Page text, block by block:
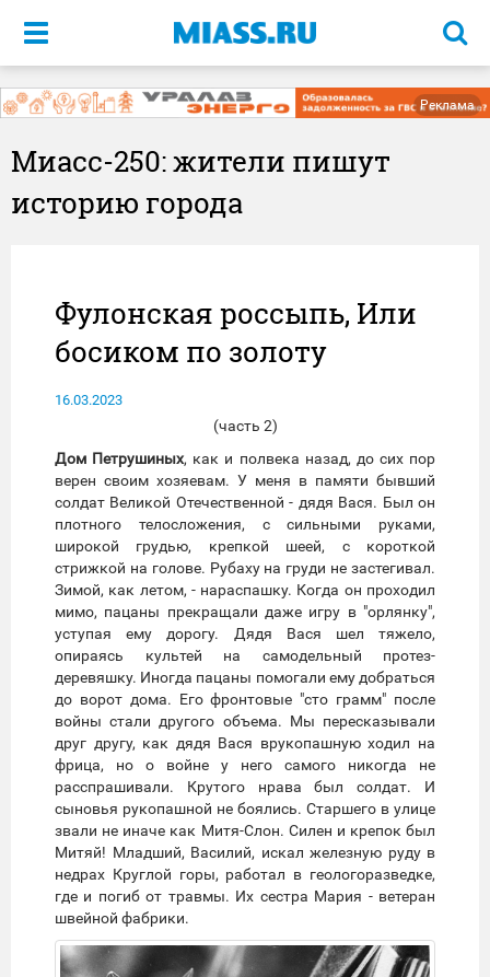
Меню
Реклама
Миасс-250: жители пишут
историю города
Фулонская россыпь, Или
босиком по золоту
16.03.2023
(часть 2)
Дом Петрушиных, как и полвека назад, до сих пор
верен своим хозяевам. У меня в памяти бывший
солдат Великой Отечественной - дядя Вася. Был он
плотного телосложения, с сильными руками,
широкой грудью, крепкой шеей, с короткой
стрижкой на голове. Рубаху на груди не застегивал.
Зимой, как летом, - нараспашку. Когда он проходил
мимо, пацаны прекращали даже игру в "орлянку",
уступая ему дорогу. Дядя Вася шел тяжело,
опираясь культей на самодельный протез-
деревяшку. Иногда пацаны помогали ему добраться
до ворот дома. Его фронтовые "сто грамм" после
войны стали другого объема. Мы пересказывали
друг другу, как дядя Вася врукопашную ходил на
фрица, но о войне у него самого никогда не
расспрашивали. Крутого нрава был солдат. И
сыновья рукопашной не боялись. Старшего в улице
звали не иначе как Митя-Слон. Силен и крепок был
Митяй! Младший, Василий, искал железную руду в
недрах Круглой горы, работал в геологоразведке,
где и погиб от травмы. Их сестра Мария - ветеран
швейной фабрики.